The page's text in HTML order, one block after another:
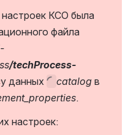
настроек КСО была
/techProcess-
данных catalog в
.
настроек: